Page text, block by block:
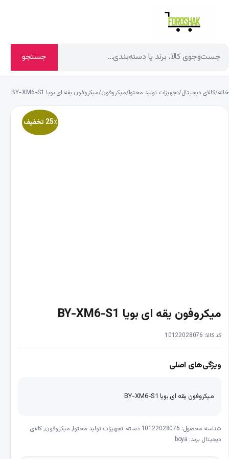
جستجو
خانه/کالای دیجیتال/تجهیزات تولید محتوا/میکروفون/میکروفون یقه ای بویا BY-XM6-S1
میکروفون یقه ای بویا BY-XM6-S1
کد کالا: 10122028076
ویژگی‌های اصلی
میکروفون یقه ای بویا BY-XM6-S1
شناسه محصول: 10122028076 دسته: تجهیزات تولید محتوا, میکروفون,کالای
دیجیتال برند: boya
25٪ تخفیف